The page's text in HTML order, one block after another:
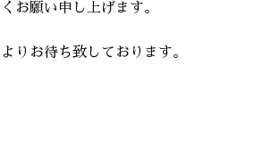
お願い申し上げます。
りお待ち致しております。